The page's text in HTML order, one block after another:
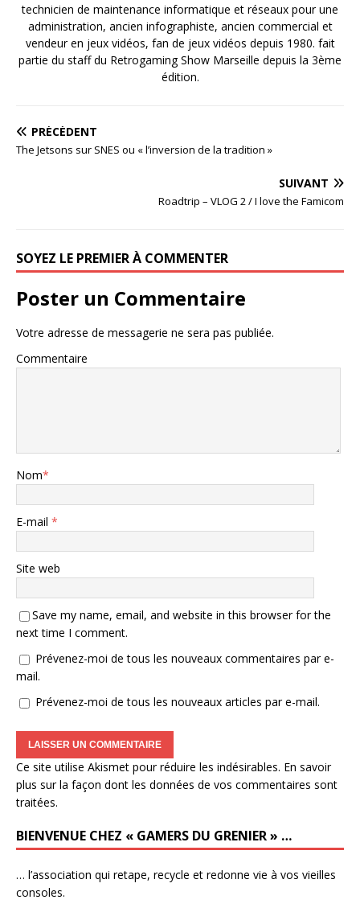
technicien de maintenance informatique et réseaux pour une
administration, ancien infographiste, ancien commercial et
vendeur en jeux vidéos, fan de jeux vidéos depuis 1980. fait
partie du staff du Retrogaming Show Marseille depuis la 3ème
édition.
PRÉCÉDENT
The Jetsons sur SNES ou « l’inversion de la tradition »
SUIVANT
Roadtrip – VLOG 2 / I love the Famicom
SOYEZ LE PREMIER À COMMENTER
Poster un Commentaire
Votre adresse de messagerie ne sera pas publiée.
Commentaire
Nom*
E-mail *
Site web
Save my name, email, and website in this browser for the
next time I comment.
Prévenez-moi de tous les nouveaux commentaires par e-
mail.
Prévenez-moi de tous les nouveaux articles par e-mail.
Ce site utilise Akismet pour réduire les indésirables. En savoir
plus sur la façon dont les données de vos commentaires sont
traitées.
BIENVENUE CHEZ « GAMERS DU GRENIER » …
… l’association qui retape, recycle et redonne vie à vos vieilles
consoles.